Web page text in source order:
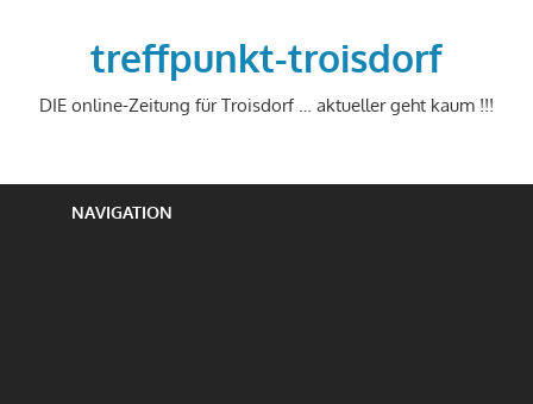
treffpunkt-troisdorf
DIE online-Zeitung für Troisdorf … aktueller geht kaum !!!
NAVIGATION